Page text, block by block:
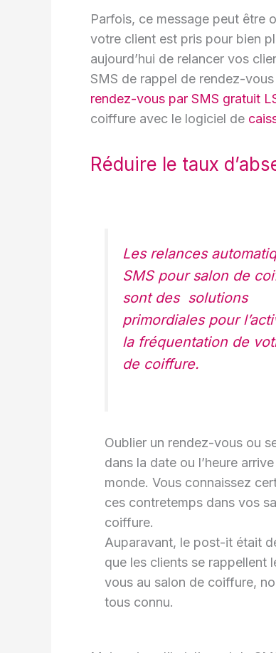
Parfois, ce message peut être
votre client est pris pour bien
aujourd’hui de relancer vos
SMS de rappel de rendez-
rendez-vous par SMS gratuit
coiffure avec le logiciel de
Réduire le taux
Les relances
SMS pour salon de
sont des solutions
primordiales pour
la fréquentation de
de coiffure.
Oublier un rendez-vous ou
dans la date ou l’heure
monde. Vous connaissez
ces contretemps dans vos
coiffure.
Auparavant, le post-it était
que les clients se rappellent
vous au salon de coiffure,
tous connu.